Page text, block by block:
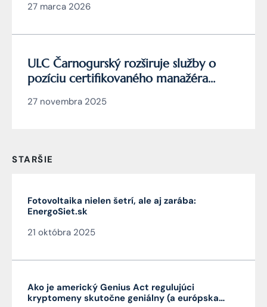
27 marca 2026
ULC Čarnogurský rozširuje služby o
pozíciu certifikovaného manažéra
27 novembra 2025
STARŠIE
Fotovoltaika nielen šetrí, ale aj zarába:
EnergoSiet.sk
21 októbra 2025
Ako je americký Genius Act regulujúci
kryptomeny skutočne geniálny (a európska